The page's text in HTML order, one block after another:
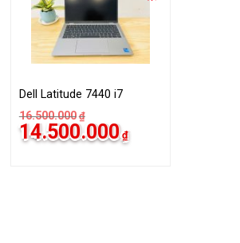
Dell Latitude 7440 i7
16.500.000 ₫
14.500.000 ₫